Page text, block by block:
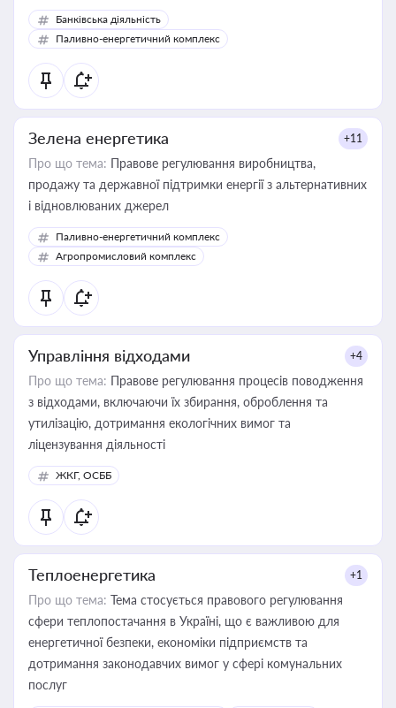
Банківська діяльність
Паливно-енергетичний комплекс
Зелена енергетика +11
Про що тема: Правове регулювання виробництва,
продажу та державної підтримки енергії з альтернативних
і відновлюваних джерел
Паливно-енергетичний комплекс
Агропромисловий комплекс
Управління відходами +4
Про що тема: Правове регулювання процесів поводження
з відходами, включаючи їх збирання, оброблення та
утилізацію, дотримання екологічних вимог та
ліцензування діяльності
ЖКГ, ОСББ
Теплоенергетика +1
Про що тема: Тема стосується правового регулювання
сфери теплопостачання в Україні, що є важливою для
енергетичної безпеки, економіки підприємств та
дотримання законодавчих вимог у сфері комунальних
послуг